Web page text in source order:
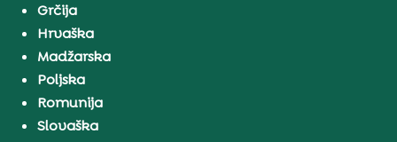
Grčija
Hrvaška
Madžarska
Poljska
Romunija
Slovaška